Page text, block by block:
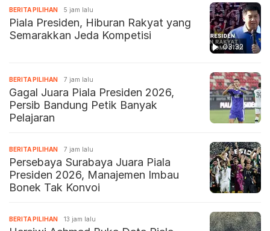
03:32
BERITA PILIHAN 5 jam lalu
Piala Presiden, Hiburan Rakyat yang
Semarakkan Jeda Kompetisi
BERITA PILIHAN 7 jam lalu
Gagal Juara Piala Presiden 2026,
Persib Bandung Petik Banyak
Pelajaran
BERITA PILIHAN 7 jam lalu
Persebaya Surabaya Juara Piala
Presiden 2026, Manajemen Imbau
Bonek Tak Konvoi
BERITA PILIHAN 13 jam lalu